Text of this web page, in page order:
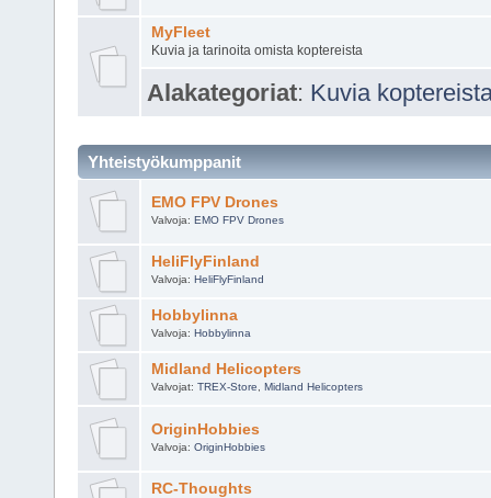
MyFleet
Kuvia ja tarinoita omista koptereista
Alakategoriat: Kuvia
Yhteistyökumppanit
EMO FPV Drones
Valvoja: EMO FPV Drones
HeliFlyFinland
Valvoja: HeliFlyFinland
Hobbylinna
Valvoja: Hobbylinna
Midland Helicopters
Valvojat: TREX-Store Midland Helicopters
OriginHobbies
Valvoja: OriginHobbies
RC-Thoughts